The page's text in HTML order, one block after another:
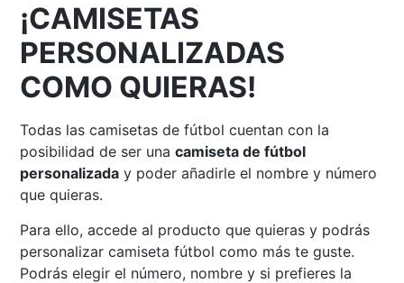
¡CAMISETAS
PERSONALIZADAS
COMO QUIERAS!
Todas las camisetas de fútbol cuentan con la
posibilidad de ser unacamiseta de fútbol
personalizada y poder añadirle el nombre y número
que quieras.
Para ello, accede al producto que quieras y podrás
personalizar camiseta fútbol como más te guste.
Podrás elegir el número, nombre y si prefieres la